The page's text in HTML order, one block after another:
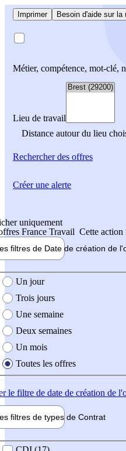
Imprimer Besoin d'aide sur la
Métier, compétence, mot-clé,
Lieu de travail
Distance autour du lieu
Rechercherdes offres
uniquement
France Travail Cette action
filtres de Date de création de
création de l'offre
Un jour
Trois jours
Une semaine
Deux semaines
Un mois
Toutes les offres
le filtre de date de création de
filtres de types de Contrat
Créer une alerte